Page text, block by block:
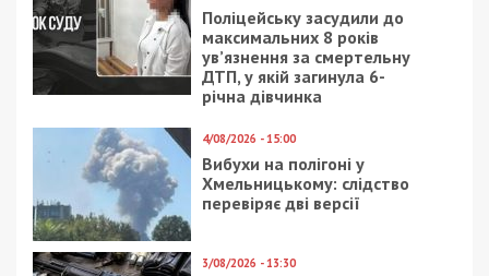
Поліцейську засудили до
максимальних 8 років
ув’язнення за смертельну
ДТП, у якій загинула 6-
річна дівчинка
4/08/2026 - 15:00
Вибухи на полігоні у
Хмельницькому: слідство
перевіряє дві версії
3/08/2026 - 13:30